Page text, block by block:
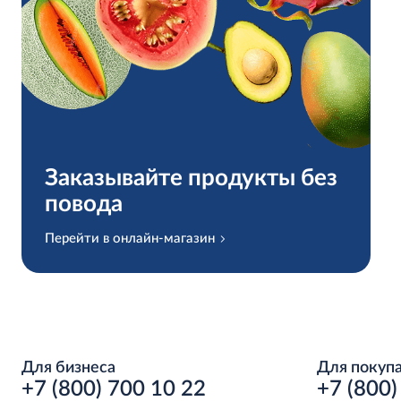
Заказывайте продукты без
повода
Перейти в онлайн-магазин
Для бизнеса
+7 (800) 700 10 22
Для
+7